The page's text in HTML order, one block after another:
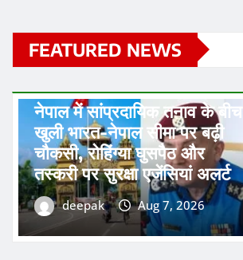
FEATURED NEWS
नेपाल में सांप्रदायिक तनाव के बीच
खुली भारत-नेपाल सीमा पर बढ़ी
चौकसी, रोहिंग्या घुसपैठ और
तस्करी पर सुरक्षा एजेंसियां अलर्ट
deepak Aug 7, 2026